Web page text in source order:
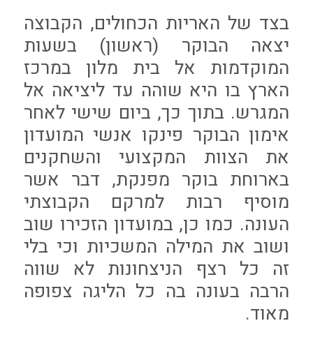
בצד של האריות הכחולים, הקבוצה
יצאה הבוקר (ראשון) בשעות
המוקדמות אל בית מלון במרכז
הארץ בו היא שוהה עד ליציאה אל
המגרש. בתוך כך, ביום שישי לאחר
אימון הבוקר פינקו אנשי המועדון
את הצוות המקצועי והשחקנים
בארוחת בוקר מפנקת, דבר אשר
מוסיף רבות למרקם הקבוצתי
העונה. כמו כן, במועדון הזכירו שוב
ושוב את המילה המשכיות וכי בלי
זה כל רצף הניצחונות לא שווה
הרבה בעונה בה כל הליגה צפופה
מאוד.